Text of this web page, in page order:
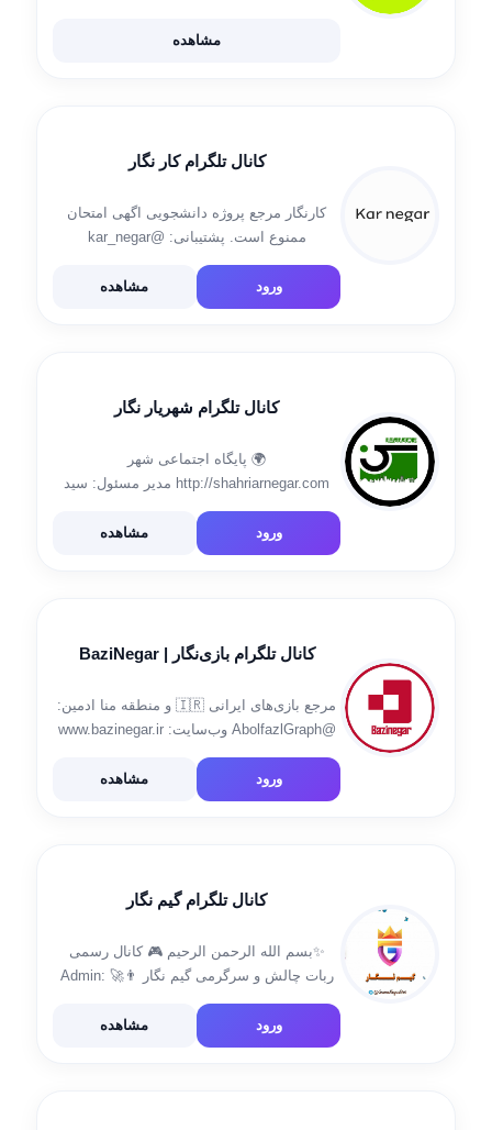
درخواست تحلیل سهم یا مشاوره پرتفوی خود با
مشاهده
کانال تلگرام کار نگار
کارنگار مرجع پروژه دانشجویی اگهی امتحان
ممنوع است. پشتیبانی: @kar_negar
ورود
مشاهده
کانال تلگرام شهریار نگار
🌍 پایگاه اجتماعی شهر
http://shahriarnegar.com مدیر مسئول: سید
@shahriyar_negar سردبیر: پریسا حبیبی پور
ورود مشاهده
کانال تلگرام بازی‌نگار | BaziNegar
مرجع بازی‌های ایرانی 🇮🇷 و منطقه منا ادمین:
@AbolfazlGraph وب‌سایت: www.bazinegar.ir
twitter.com/bazinegar آپارات:
aparat.com/bazinegar بله: ble.ir/bazinegar
ورود مشاهده
کانال تلگرام گیم نگار
✨بسم الله الرحمن الرحیم 🎮 کانال رسمی
ربات چالش و سرگرمی گیم نگار 👨‍🚀 Admin:
@GameNegarBot
ورود مشاهده